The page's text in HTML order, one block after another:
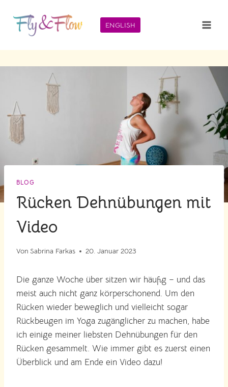
Inhalt
springen
ENGLISH
BLOG
Rücken Dehnübungen mit
Video
Von Sabrina Farkas 20. Januar 2023
Die ganze Woche über sitzen wir häufig – und das
meist auch nicht ganz körperschonend. Um den
Rücken wieder beweglich und vielleicht sogar
Rückbeugen im Yoga zugänglicher zu machen, habe
ich einige meiner liebsten Dehnübungen für den
Rücken gesammelt. Wie immer gibt es zuerst einen
Überblick und am Ende ein Video dazu!